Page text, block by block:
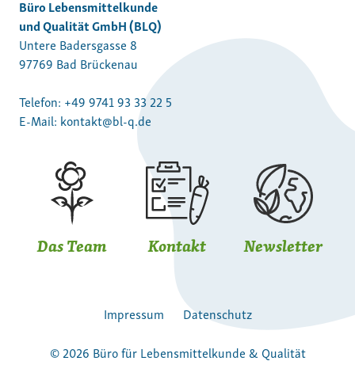
Büro Lebensmittelkunde
und Qualität GmbH (BLQ)
Untere Badersgasse 8
97769 Bad Brückenau
Telefon: +49 9741 93 33 22 5
E-Mail: kontakt@bl-q.de
Das Team Kontakt Newsletter
Impressum
Datenschutz
© 2026 Büro für Lebensmittelkunde & Qualität